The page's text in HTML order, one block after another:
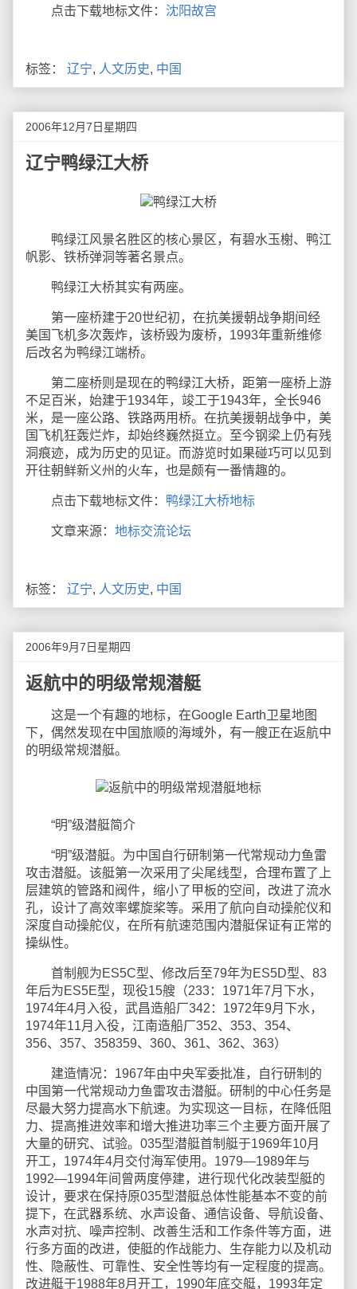
点击下载地标文件： 沈阳故宫
标签： 辽宁, 人文历史, 中国
2006年12月7日星期四
辽宁鸭绿江大桥
鸭绿江风景名胜区的核心景区，有碧水玉榭、鸭江
帆影、铁桥弹洞等著名景点。
鸭绿江大桥其实有两座。
第一座桥建于20世纪初，在抗美援朝战争期间经
美国飞机多次轰炸，该桥毁为废桥，1993年重新维修
后改名为鸭绿江端桥。
第二座桥则是现在的鸭绿江大桥，距第一座桥上游
不足百米，始建于1934年，竣工于1943年，全长946
米，是一座公路、铁路两用桥。在抗美援朝战争中，美
国飞机狂轰烂炸，却始终巍然挺立。至今钢梁上仍有残
洞痕迹，成为历史的见证。而游览时如果碰巧可以见到
开往朝鲜新义州的火车，也是颇有一番情趣的。
点击下载地标文件： 鸭绿江大桥地标
文章来源： 地标交流论坛
标签： 辽宁, 人文历史, 中国
2006年9月7日星期四
返航中的明级常规潜艇
这是一个有趣的地标，在Google Earth卫星地图
下，偶然发现在中国旅顺的海域外，有一艘正在返航中
的明级常规潜艇。
“明”级潜艇简介
“明”级潜艇。为中国自行研制第一代常规动力鱼雷
攻击潜艇。该艇第一次采用了尖尾线型，合理布置了上
层建筑的管路和阀件，缩小了甲板的空间，改进了流水
孔，设计了高效率螺旋桨等。采用了航向自动操舵仪和
深度自动操舵仪，在所有航速范围内潜艇保证有正常的
操纵性。
首制舰为ES5C型、修改后至79年为ES5D型、83
年后为ES5E型，现役15艘（233：1971年7月下水，
1974年4月入役，武昌造船厂342：1972年9月下水，
1974年11月入役，江南造船厂352、353、354、
356、357、358359、360、361、362、363）
建造情况：1967年由中央军委批准，自行研制的
中国第一代常规动力鱼雷攻击潜艇。研制的中心任务是
尽最大努力提高水下航速。为实现这一目标，在降低阻
力、提高推进效率和增大推进功率三个主要方面开展了
大量的研究、试验。035型潜艇首制艇于1969年10月
开工，1974年4月交付海军使用。1979—1989年与
1992—1994年间曾两度停建，进行现代化改装型艇的
设计，要求在保持原035型潜艇总体性能基本不变的前
提下，在武器系统、水声设备、通信设备、导航设备、
水声对抗、噪声控制、改善生活和工作条件等方面，进
行多方面的改进，使艇的作战能力、生存能力以及机动
性、隐蔽性、可靠性、安全性等均有一定程度的提高。
改进艇于1988年8月开工，1990年底交艇，1993年定